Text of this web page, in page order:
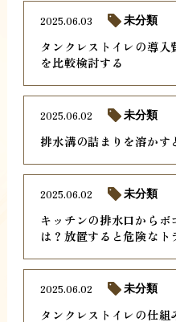
タンクレストイレの導入
を比較検討する
2025.06.03 未分類
排水溝の詰まりを溶かす
2025.06.02 未分類
キッチンの排水口からボ
は？放置すると危険なト
2025.06.02 未分類
タンクレストイレの仕組
2025.06.02 未分類